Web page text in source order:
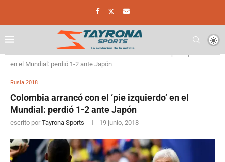
en el Mundial: perdió 1-2 ante Japón
Rusia 2018
Colombia arrancó con el ‘pie izquierdo’ en el
Mundial: perdió 1-2 ante Japón
escrito por Tayrona Sports 19 junio, 2018